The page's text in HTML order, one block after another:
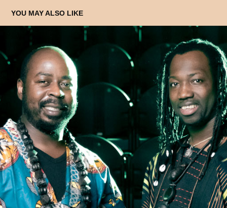
YOU MAY ALSO LIKE
BHMBO TEATRO - STEPHANE NGONO
2020